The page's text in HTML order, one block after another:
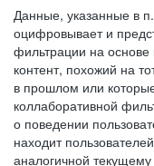
Данные, указанные в
оцифровывает и
фильтрации на
контент, похожий на
в прошлом или
коллаборативной
о поведении
находит
аналогичной